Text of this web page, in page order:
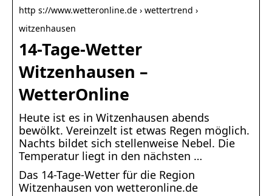
http s://www.wetteronline.de › wettertrend ›
witzenhausen
14-Tage-Wetter
Witzenhausen –
WetterOnline
Heute ist es in Witzenhausen abends
bewölkt. Vereinzelt ist etwas Regen möglich.
Nachts bildet sich stellenweise Nebel. Die
Temperatur liegt in den nächsten …
Das 14-Tage-Wetter für die Region
Witzenhausen von wetteronline.de